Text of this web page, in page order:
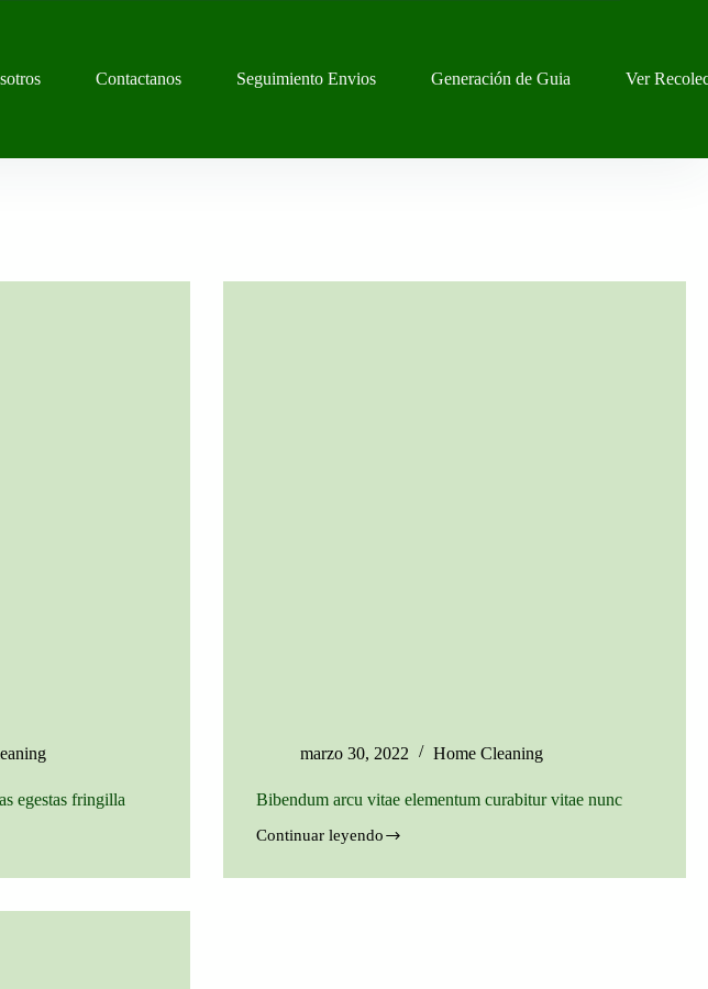
Contactanos Seguimiento Envios Generación de Guia Ver
egestas fringilla
marzo 30, 2022 Home Cleaning
Bibendum arcu vitae elementum curabitur vitae nunc
Continuar leyendo
Bibendum
vitae